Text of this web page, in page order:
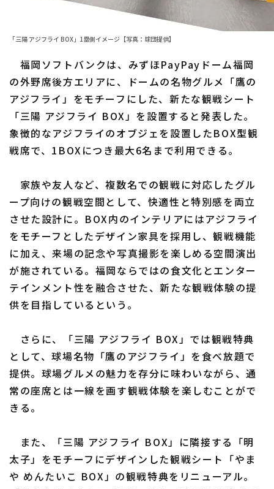
ファーム東地区
ファーム中地区
交流戦
北海道日本ハムファイターズ
東北楽天ゴールデンイーグルス
埼玉西武ライオンズ
千葉ロッテマリーンズ
オリックス・バファローズ
福岡ソフトバンクホークス
設定
利用規約 プライバシーポリシー
特定商取引法の表示 アルバイト募集（別ウィンドウで開く
「三陽 アジフライ BOX」1塁側イメージ【写真：球団提供】
福岡ソフトバンクは、みずほPayPayドーム福岡
の外野席後方エリアに、ドームの名物グルメ「鷹の
アジフライ」をモチーフにした、新たな観戦シート
「三陽 アジフライ BOX」を設置すると発表した。
象徴的なアジフライのオブジェを設置したBOX型観
戦席で、1BOXにつき最大6名まで利用できる。
家族や友人など、複数名での観戦に対応したグル
ープ向けの観戦空間として、快適性と特別感を両立
させた設計に。BOX内のインテリアにはアジフライ
をモチーフとしたデザイン家具を採用し、観戦機能
に加え、来場の記念や写真撮影を楽しめる空間演出
が施されている。福岡ならではの食文化とエンター
テインメント性を融合させた、新たな観戦体験の提
供を目指しているという。
さらに、「三陽 アジフライ BOX」では観戦特典
として、球場名物「鷹のアジフライ」を食べ放題で
提供。球場グルメの魅力を存分に味わいながら、通
常の座席とは一線を画す観戦体験を楽しむことがで
きる。
また、「三陽 アジフライ BOX」に隣接する「明
太子」をモチーフにデザインした観戦シート「やま
や めんたいこ BOX」の観戦特典をリニューアル。